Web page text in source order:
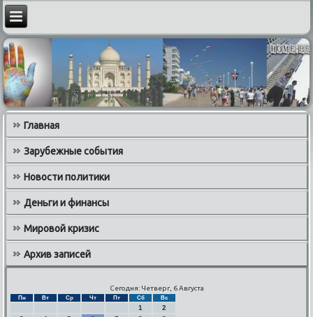
Главная
Зарубежные события
Новости политики
Деньги и финансы
Мировой кризис
Архив записей
Сегодня: Четверг, 6 Августа
Пн Вт Ср Чт Пт Сб Вс
1
2